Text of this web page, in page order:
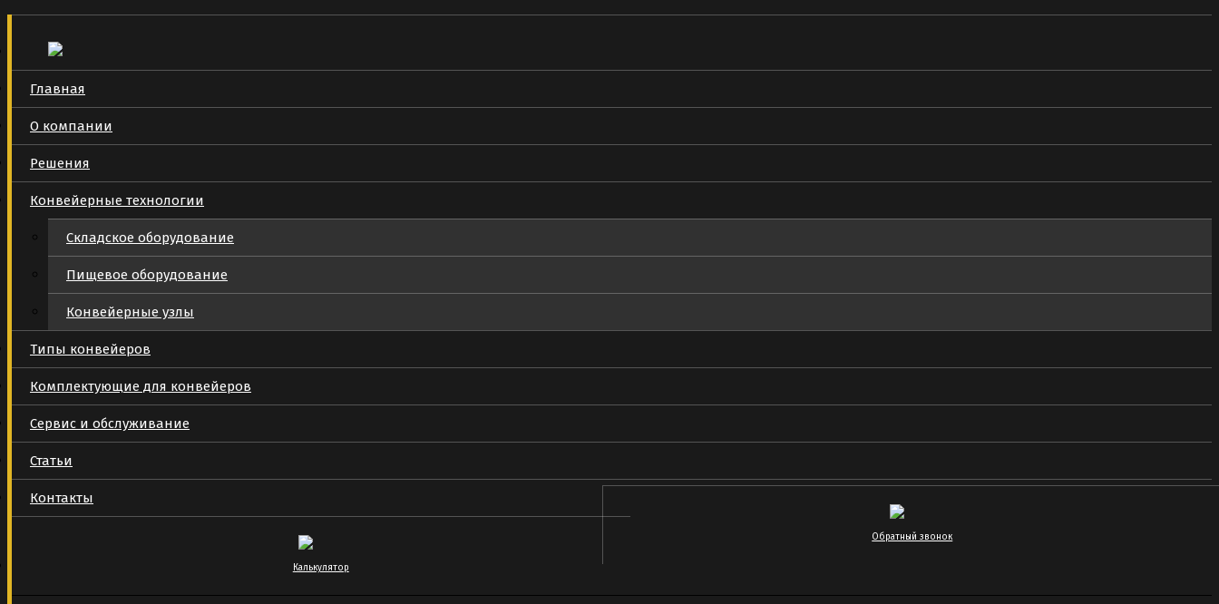
Главная
О компании
Решения
Конвейерные технологии
Складское оборудование
Пищевое оборудование
Конвейерные узлы
Типы конвейеров
Комплектующие для конвейеров
Сервис и обслуживание
Статьи
Контакты
Калькулятор
Обратный звонок